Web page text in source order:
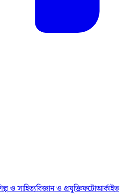
ও সাহিত্যবিজ্ঞান ও প্রযুক্তিফটোআর্কাইভ